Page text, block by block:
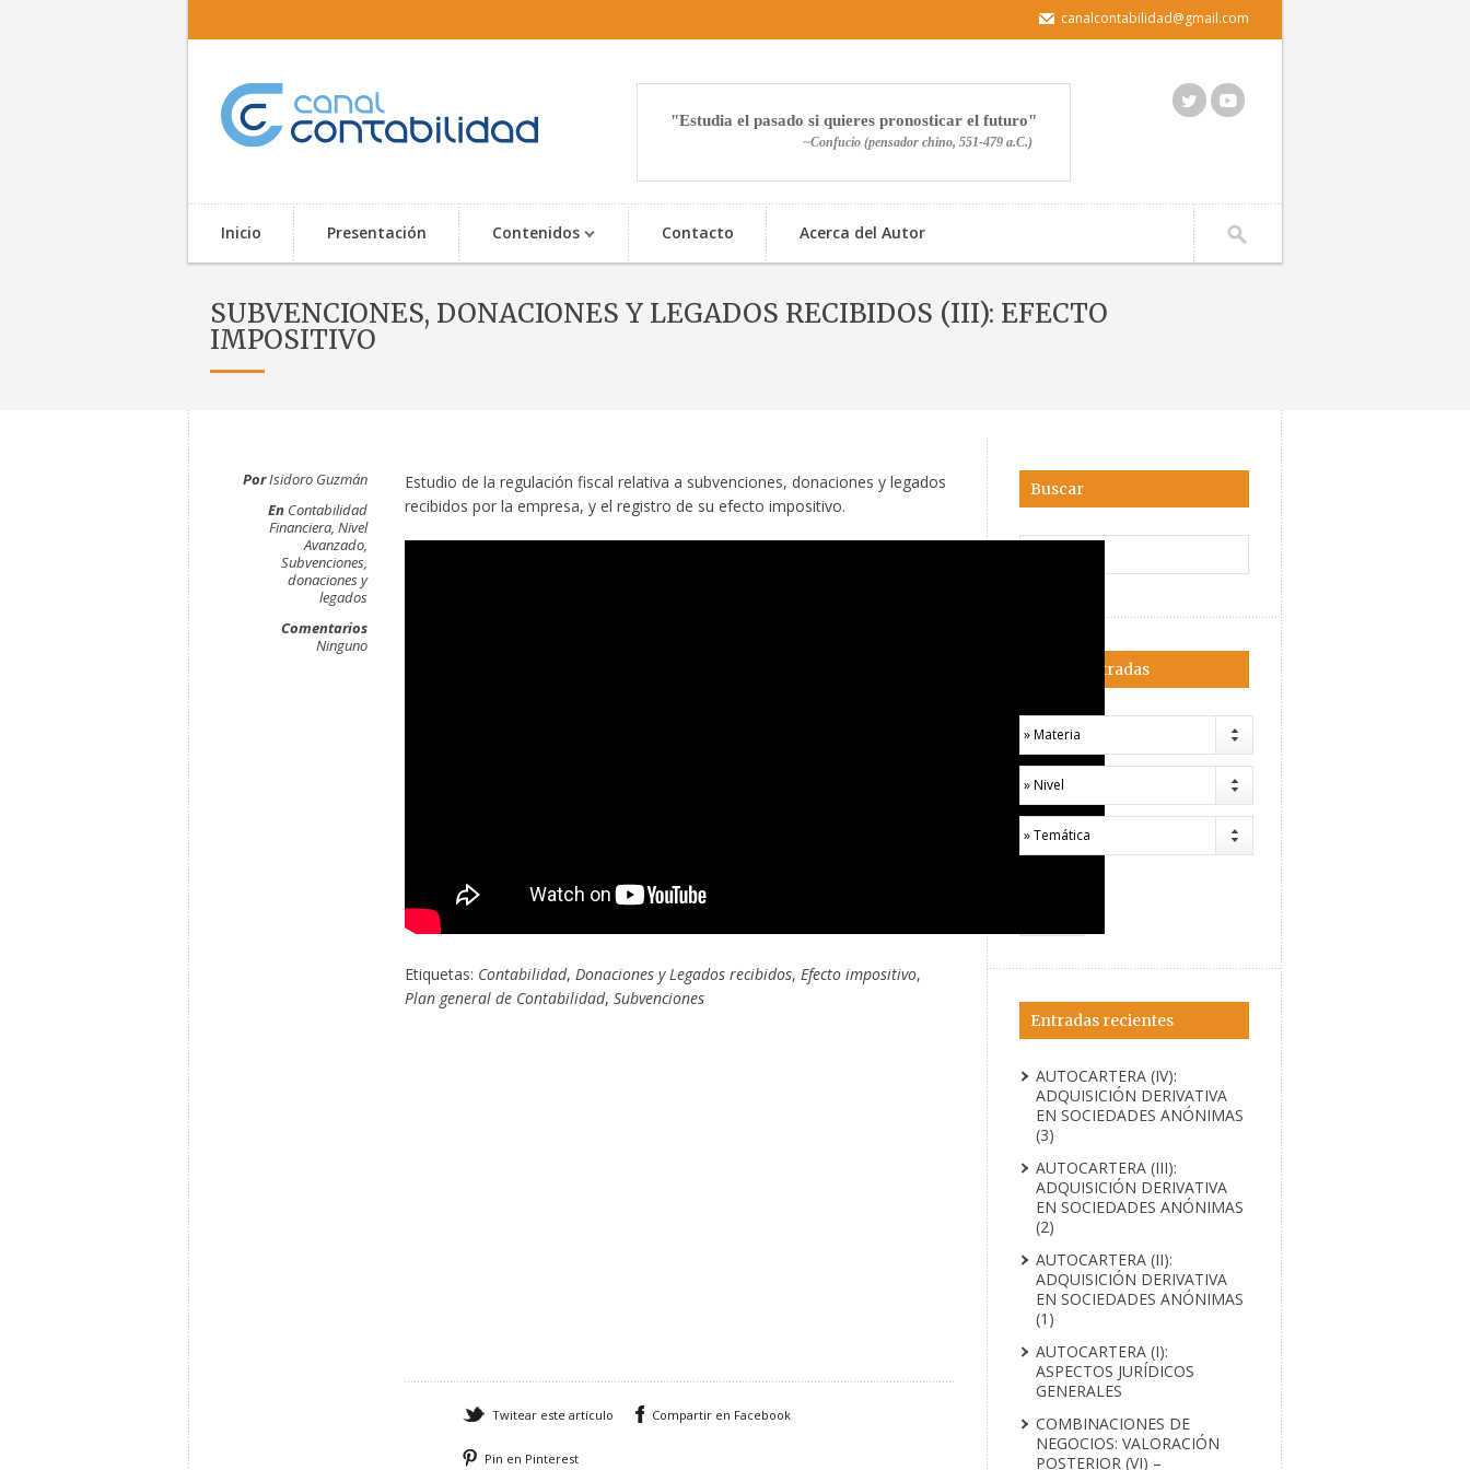
canalcontabilidad@gmail.com
Estudia el pasado si quieres pronosticar el futuro
~Confucio (pensador chino, 551-479 a.C.)
Inicio Presentación Contenidos Contacto Acerca del Autor
SUBVENCIONES, DONACIONES Y LEGADOS RECIBIDOS (III): EFECTO
IMPOSITIVO
PorIsidoro Guzmán
En Contabilidad
Financiera, Nivel
Avanzado,
Subvenciones,
donaciones y
legados
Comentarios
Ninguno
Estudio de la regulación fiscal relativa a subvenciones, donaciones y legados
recibidos por la empresa, y el registro de su efecto impositivo.
Etiquetas: Contabilidad, Donaciones y Legados recibidos, Efecto impositivo,
Plan general de Contabilidad, Subvenciones
Twitear este artículo Compartir en Facebook
Pin en Pinterest
Buscar
Filtrar entradas
» Materia
» Nivel
» Temática
Entradas recientes
AUTOCARTERA (IV):
ADQUISICIÓN DERIVATIVA
EN SOCIEDADES ANÓNIMAS
(3)
AUTOCARTERA (III):
ADQUISICIÓN DERIVATIVA
EN SOCIEDADES ANÓNIMAS
(2)
AUTOCARTERA (II):
ADQUISICIÓN DERIVATIVA
EN SOCIEDADES ANÓNIMAS
(1)
AUTOCARTERA (I):
ASPECTOS JURÍDICOS
GENERALES
COMBINACIONES DE
NEGOCIOS: VALORACIÓN
POSTERIOR (VI) –